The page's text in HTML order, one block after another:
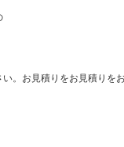
。お見積りをお見積りを